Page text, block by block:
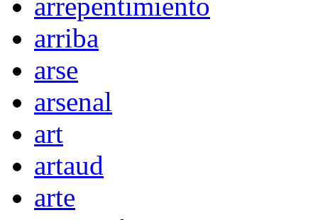
arrepentimiento
arriba
arse
arsenal
art
artaud
arte